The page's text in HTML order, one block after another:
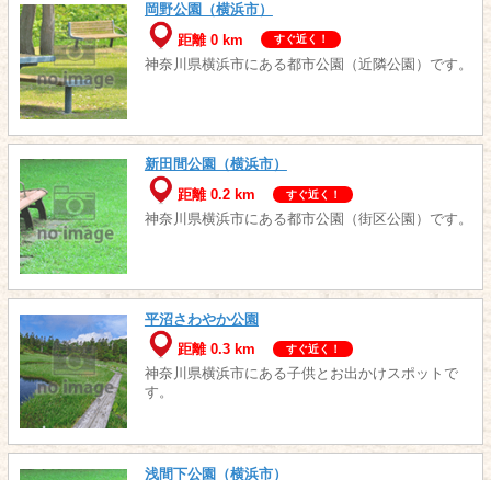
岡野公園（横浜市）
距離 0 km
すぐ近く！
神奈川県横浜市にある都市公園（近隣公園）です。
新田間公園（横浜市）
距離 0.2 km
すぐ近く！
神奈川県横浜市にある都市公園（街区公園）です。
平沼さわやか公園
距離 0.3 km
すぐ近く！
神奈川県横浜市にある子供とお出かけスポットで
す。
浅間下公園（横浜市）